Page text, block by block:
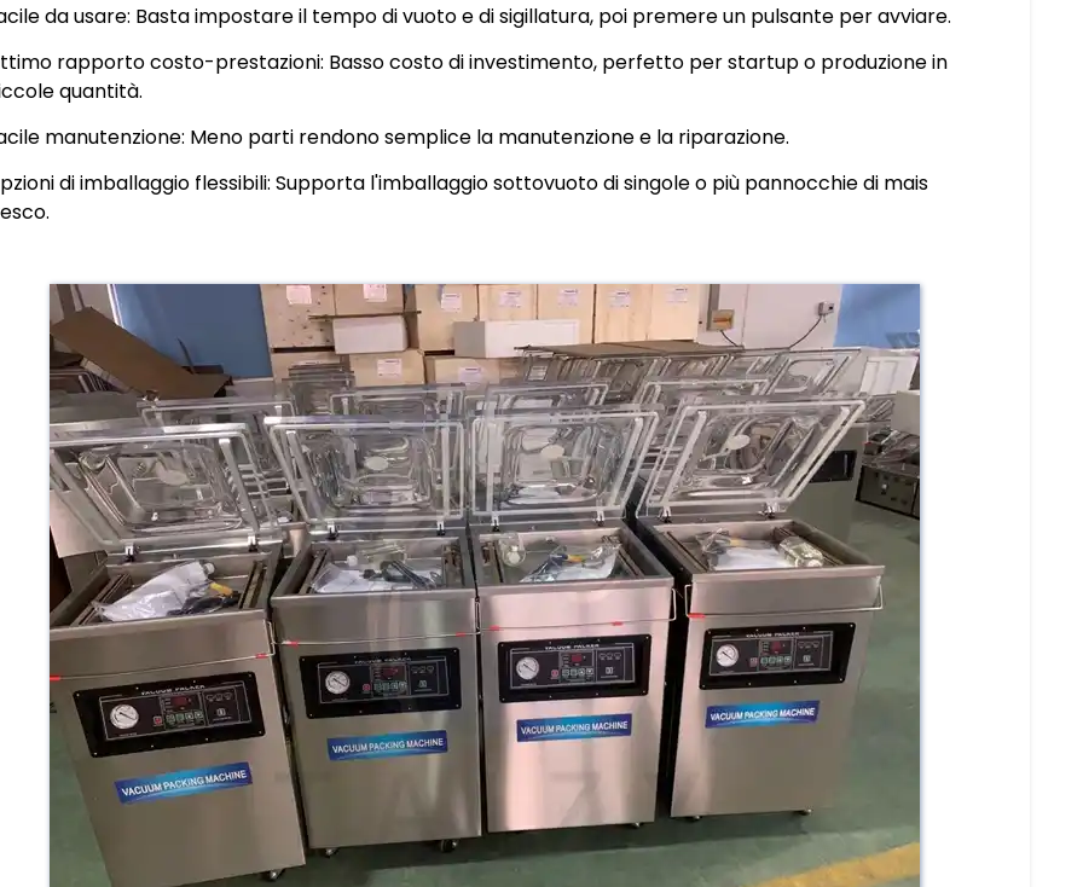
da usare: Basta impostare il tempo di vuoto e di sigillatura, poi premere un pulsante per avviare.
rapporto costo-prestazioni: Basso costo di investimento, perfetto per startup o produzione in
quantità.
manutenzione: Meno parti rendono semplice la manutenzione e la riparazione.
di imballaggio flessibili: Supporta l'imballaggio sottovuoto di singole o più pannocchie di mais